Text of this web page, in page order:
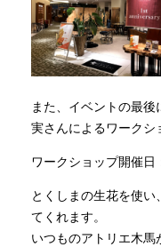
また、イベントの最
実さんによるワークシ
ワークショップ開催
とくしまの生花を使
てくれます。
いつものアトリエ木